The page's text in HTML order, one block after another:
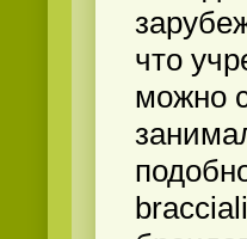
что
можно